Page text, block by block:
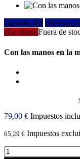
chevron_left
¡En oferta!Fuera de
Con las manos en la
79,00 € Impuestos
65,29 € Impuestos